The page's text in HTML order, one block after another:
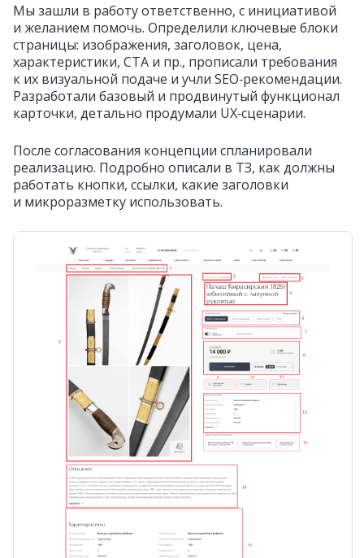
Мы зашли в работу ответственно, с инициативой
и желанием помочь. Определили ключевые блоки
страницы: изображения, заголовок, цена,
характеристики, CTA и пр., прописали требования
к их визуальной подаче и учли SEO‑рекомендации.
Разработали базовый и продвинутый функционал
карточки, детально продумали UX‑сценарии.
После согласования концепции спланировали
реализацию. Подробно описали в ТЗ, как должны
работать кнопки, ссылки, какие заголовки
и микроразметку использовать.